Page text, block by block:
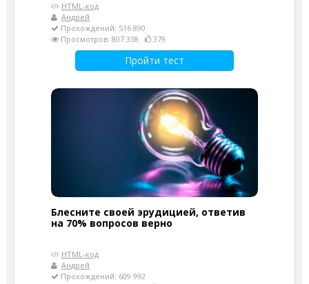
HTML-код
Андрей
Прохождений: 516 890
Просмотров: 807 338
379
Пройти тест
Блесните своей эрудицией, ответив
на 70% вопросов верно
HTML-код
Андрей
Прохождений: 609 992